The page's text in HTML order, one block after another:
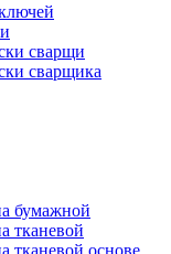
сварщи
сварщика
бумажной
тканевой
тканевой основе